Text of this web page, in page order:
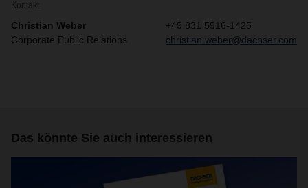
Kontakt
Christian Weber
Corporate Public Relations
+49 831 5916-1425
christian.weber@dachser.com
Das könnte Sie auch interessieren